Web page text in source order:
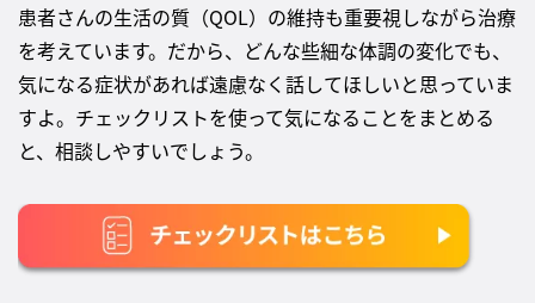
患者さんの生活の質（QOL）の維持も重要視しながら治療
を考えています。だから、どんな些細な体調の変化でも、
気になる症状があれば遠慮なく話してほしいと思っていま
すよ。チェックリストを使って気になることをまとめる
と、相談しやすいでしょう。